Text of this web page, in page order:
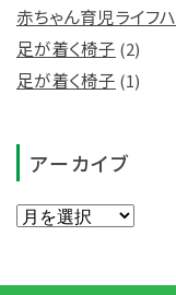
赤ちゃん育児ライフ
足が着く椅子 (2)
足が着く椅子 (1)
アーカイブ